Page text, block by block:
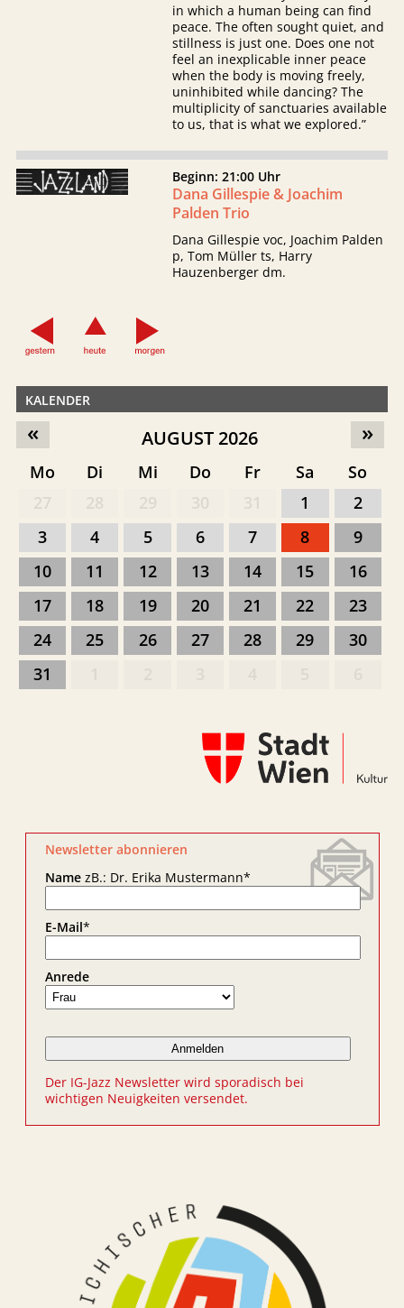
in which a human being can find
peace. The often sought quiet, and
stillness is just one. Does one not
feel an inexplicable inner peace
when the body is moving freely,
uninhibited while dancing? The
multiplicity of sanctuaries available
to us, that is what we explored.”
Beginn: 21:00 Uhr
Dana Gillespie & Joachim
Palden Trio
Dana Gillespie voc, Joachim Palden
p, Tom Müller ts, Harry
Hauzenberger dm.
KALENDER
»
« AUGUST 2026
Mo Di Mi Do Fr Sa
So
1
2
3
4 5 6 7 8
9
10
11 12 13 14 15
16
17
18 19 20 21 22
23
24
25 26 27 28 29
30
31
Newsletter abonnieren
NamezB.: Dr. Erika Mustermann*
E-Mail*
Anrede
Der IG-Jazz Newsletter wird sporadisch bei
wichtigen Neuigkeiten versendet.